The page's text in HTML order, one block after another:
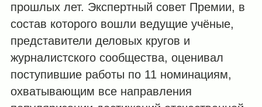
прошлых лет. Экспертный совет Премии, в
состав которого вошли ведущие учёные,
представители деловых кругов и
журналистского сообщества, оценивал
поступившие работы по 11 номинациям,
охватывающим все направления